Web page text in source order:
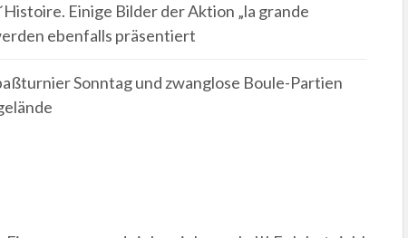
Einige Bilder der Aktion „la grande
ebenfalls präsentiert
Sonntag und zwanglose Boule-Partien